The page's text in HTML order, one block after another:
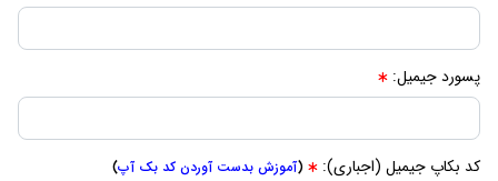
پسورد جیمیل:
کد بکاپ جیمیل (اجباری): (آموزش بدست آوردن کد بک آپ)